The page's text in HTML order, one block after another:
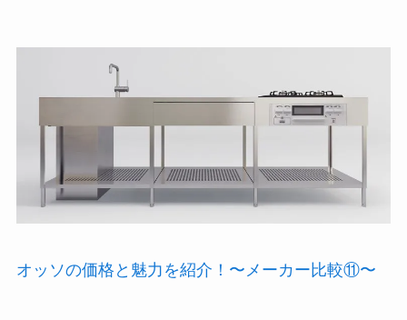
オッソの価格と魅力を紹介！〜メーカー比較⑪〜